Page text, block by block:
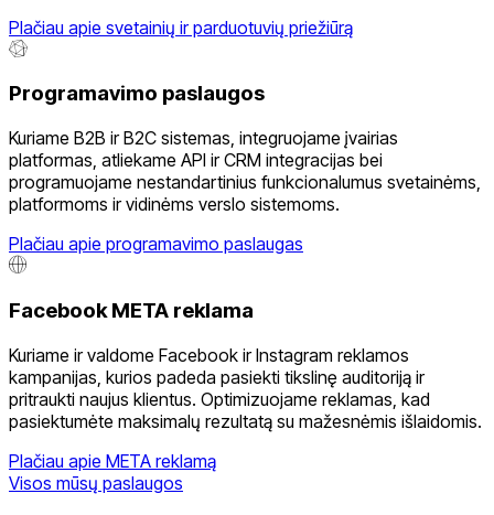
Plačiau apie svetainių ir parduotuvių priežiūrą
Programavimo paslaugos
Kuriame B2B ir B2C sistemas, integruojame įvairias
platformas, atliekame API ir CRM integracijas bei
programuojame nestandartinius funkcionalumus svetainėms,
platformoms ir vidinėms verslo sistemoms.
Plačiau apie programavimo paslaugas
Facebook META reklama
Kuriame ir valdome Facebook ir Instagram reklamos
kampanijas, kurios padeda pasiekti tikslinę auditoriją ir
pritraukti naujus klientus. Optimizuojame reklamas, kad
pasiektumėte maksimalų rezultatą su mažesnėmis išlaidomis.
Plačiau apie META reklamą
Visos mūsų paslaugos